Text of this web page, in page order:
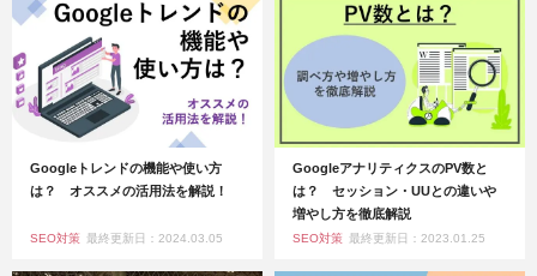
Googleトレンドの機能や使い方
は？ オススメの活用法を解説！
SEO対策 最終更新日：2024.03.05
GoogleアナリティクスのPV数と
は？ セッション・UUとの違いや
増やし方を徹底解説
SEO対策 最終更新日：2023.01.25